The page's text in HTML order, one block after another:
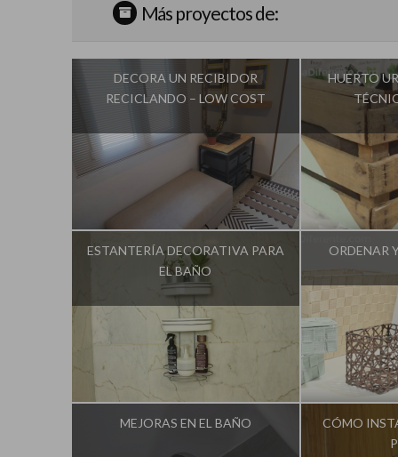
Más proyectos de:
DECORA UN RECIBIDOR
RECICLANDO – LOW COST
Influencer: Una Casa Diferente
HUERTO
Influencer:
ESTANTERÍA DECORATIVA PARA
EL BAÑO
Influencer: Una Casa Diferente
ORDENAR
Influencer:
MEJORAS EN EL BAÑO
CÓMO